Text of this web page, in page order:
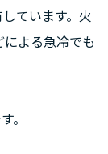
ています。火
よる急冷でも
。